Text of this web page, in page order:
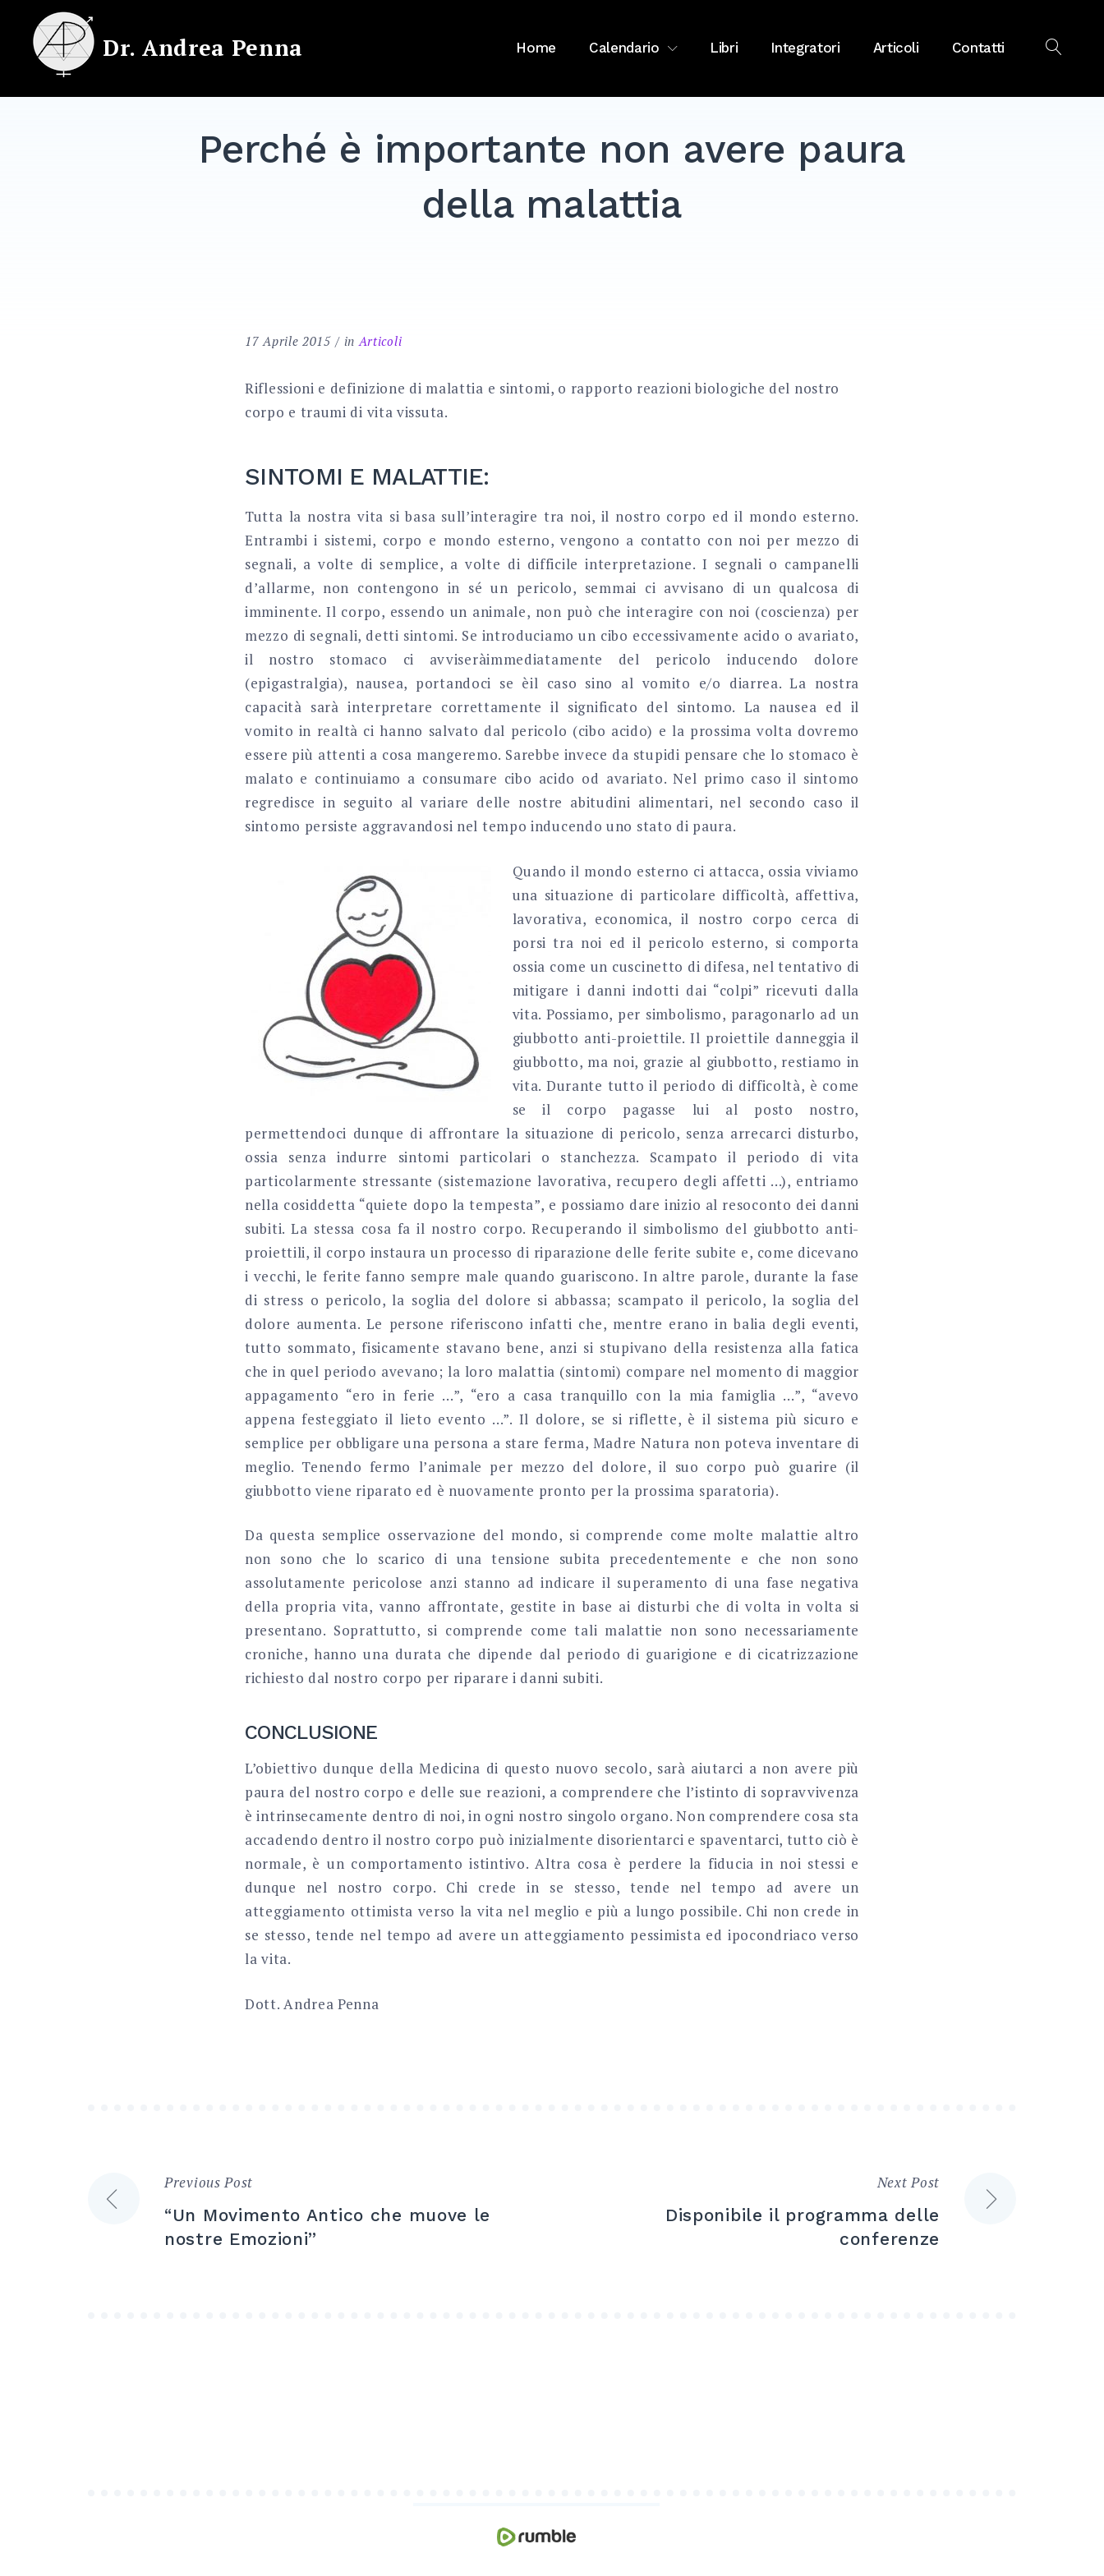
content
Dr. Andrea Penna Home Calendario Libri Integratori Articoli Contatti
Perché è importante non avere paura
della malattia
17 Aprile 2015 inArticoli
Riflessioni e definizione di malattia e sintomi, o rapporto reazioni biologiche del nostro
corpo e traumi di vita vissuta.
SINTOMI E MALATTIE:
Tutta la nostra vita si basa sull’interagire tra noi, il nostro corpo ed il mondo esterno.
Entrambi i sistemi, corpo e mondo esterno, vengono a contatto con noi per mezzo di
segnali, a volte di semplice, a volte di difficile interpretazione. I segnali o campanelli
d’allarme, non contengono in sé un pericolo, semmai ci avvisano di un qualcosa di
imminente. Il corpo, essendo un animale, non può che interagire con noi (coscienza) per
mezzo di segnali, detti sintomi. Se introduciamo un cibo eccessivamente acido o avariato,
il nostro stomaco ci avviseràimmediatamente del pericolo inducendo dolore
(epigastralgia), nausea, portandoci se èil caso sino al vomito e/o diarrea. La nostra
capacità sarà interpretare correttamente il significato del sintomo. La nausea ed il
vomito in realtà ci hanno salvato dal pericolo (cibo acido) e la prossima volta dovremo
essere più attenti a cosa mangeremo. Sarebbe invece da stupidi pensare che lo stomaco è
malato e continuiamo a consumare cibo acido od avariato. Nel primo caso il sintomo
regredisce in seguito al variare delle nostre abitudini alimentari, nel secondo caso il
sintomo persiste aggravandosi nel tempo inducendo uno stato di paura.
Quando il mondo esterno ci attacca, ossia viviamo
una situazione di particolare difficoltà, affettiva,
lavorativa, economica, il nostro corpo cerca di
porsi tra noi ed il pericolo esterno, si comporta
ossia come un cuscinetto di difesa, nel tentativo di
mitigare i danni indotti dai “colpi” ricevuti dalla
vita. Possiamo, per simbolismo, paragonarlo ad un
giubbotto anti-proiettile. Il proiettile danneggia il
giubbotto, ma noi, grazie al giubbotto, restiamo in
vita. Durante tutto il periodo di difficoltà, è come
se il corpo pagasse lui al posto nostro,
permettendoci dunque di affrontare la situazione di pericolo, senza arrecarci disturbo,
ossia senza indurre sintomi particolari o stanchezza. Scampato il periodo di vita
particolarmente stressante (sistemazione lavorativa, recupero degli affetti …), entriamo
nella cosiddetta “quiete dopo la tempesta”, e possiamo dare inizio al resoconto dei danni
subiti. La stessa cosa fa il nostro corpo. Recuperando il simbolismo del giubbotto anti-
proiettili, il corpo instaura un processo di riparazione delle ferite subite e, come dicevano
i vecchi, le ferite fanno sempre male quando guariscono. In altre parole, durante la fase
di stress o pericolo, la soglia del dolore si abbassa; scampato il pericolo, la soglia del
dolore aumenta. Le persone riferiscono infatti che, mentre erano in balia degli eventi,
tutto sommato, fisicamente stavano bene, anzi si stupivano della resistenza alla fatica
che in quel periodo avevano; la loro malattia (sintomi) compare nel momento di maggior
appagamento “ero in ferie …”, “ero a casa tranquillo con la mia famiglia …”, “avevo
appena festeggiato il lieto evento …”. Il dolore, se si riflette, è il sistema più sicuro e
semplice per obbligare una persona a stare ferma, Madre Natura non poteva inventare di
meglio. Tenendo fermo l’animale per mezzo del dolore, il suo corpo può guarire (il
giubbotto viene riparato ed è nuovamente pronto per la prossima sparatoria).
Da questa semplice osservazione del mondo, si comprende come molte malattie altro
non sono che lo scarico di una tensione subita precedentemente e che non sono
assolutamente pericolose anzi stanno ad indicare il superamento di una fase negativa
della propria vita, vanno affrontate, gestite in base ai disturbi che di volta in volta si
presentano. Soprattutto, si comprende come tali malattie non sono necessariamente
croniche, hanno una durata che dipende dal periodo di guarigione e di cicatrizzazione
richiesto dal nostro corpo per riparare i danni subiti.
CONCLUSIONE
L’obiettivo dunque della Medicina di questo nuovo secolo, sarà aiutarci a non avere più
paura del nostro corpo e delle sue reazioni, a comprendere che l’istinto di sopravvivenza
è intrinsecamente dentro di noi, in ogni nostro singolo organo. Non comprendere cosa sta
accadendo dentro il nostro corpo può inizialmente disorientarci e spaventarci, tutto ciò è
normale, è un comportamento istintivo. Altra cosa è perdere la fiducia in noi stessi e
dunque nel nostro corpo. Chi crede in se stesso, tende nel tempo ad avere un
atteggiamento ottimista verso la vita nel meglio e più a lungo possibile. Chi non crede in
se stesso, tende nel tempo ad avere un atteggiamento pessimista ed ipocondriaco verso
la vita.
Dott. Andrea Penna
Navigazione
articoli
Previous Post
“Un Movimento Antico che muove le
nostre Emozioni”
Next Post
Disponibile il programma delle
conferenze